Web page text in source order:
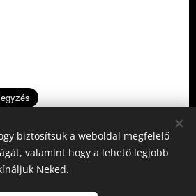
biztosítsuk a weboldal megfelelő
valamint hogy a lehető legjobb
Neked.